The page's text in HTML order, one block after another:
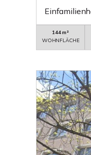
144 m²
WOHNFLÄCHE